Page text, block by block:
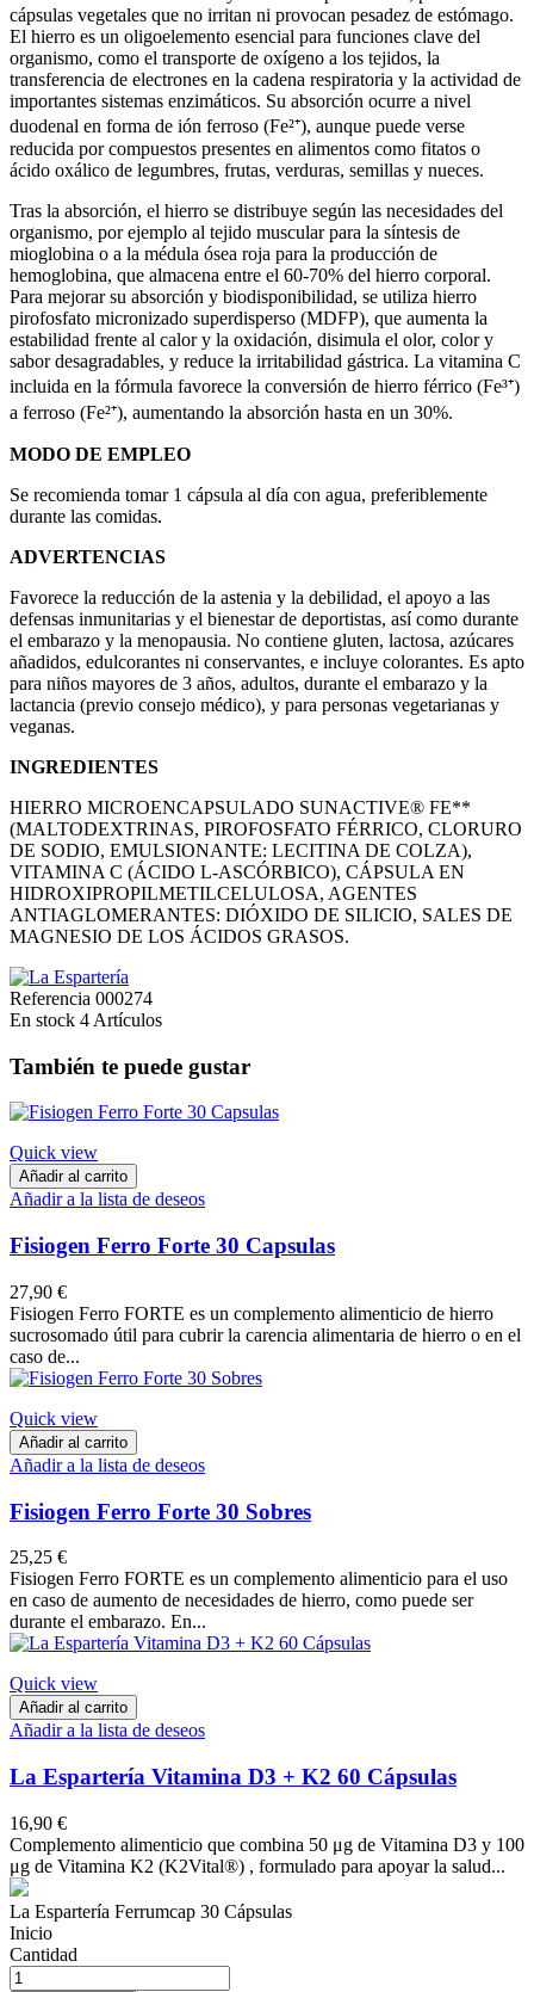
cápsulas vegetales que no irritan ni provocan pesadez de estómago.
El hierro es un oligoelemento esencial para funciones clave del
organismo, como el transporte de oxígeno a los tejidos, la
transferencia de electrones en la cadena respiratoria y la actividad de
importantes sistemas enzimáticos. Su absorción ocurre a nivel
duodenal en forma de ión ferroso (Fe²⁺), aunque puede verse
reducida por compuestos presentes en alimentos como fitatos o
ácido oxálico de legumbres, frutas, verduras, semillas y nueces.
Tras la absorción, el hierro se distribuye según las necesidades del
organismo, por ejemplo al tejido muscular para la síntesis de
mioglobina o a la médula ósea roja para la producción de
hemoglobina, que almacena entre el 60-70% del hierro corporal.
Para mejorar su absorción y biodisponibilidad, se utiliza hierro
pirofosfato micronizado superdisperso (MDFP), que aumenta la
estabilidad frente al calor y la oxidación, disimula el olor, color y
sabor desagradables, y reduce la irritabilidad gástrica. La vitamina C
incluida en la fórmula favorece la conversión de hierro férrico (Fe³⁺)
a ferroso (Fe²⁺), aumentando la absorción hasta en un 30%.
MODO DE EMPLEO
Se recomienda tomar 1 cápsula al día con agua, preferiblemente
durante las comidas.
ADVERTENCIAS
Favorece la reducción de la astenia y la debilidad, el apoyo a las
defensas inmunitarias y el bienestar de deportistas, así como durante
el embarazo y la menopausia. No contiene gluten, lactosa, azúcares
añadidos, edulcorantes ni conservantes, e incluye colorantes. Es apto
para niños mayores de 3 años, adultos, durante el embarazo y la
lactancia (previo consejo médico), y para personas vegetarianas y
veganas.
INGREDIENTES
HIERRO MICROENCAPSULADO SUNACTIVE® FE**
(MALTODEXTRINAS, PIROFOSFATO FÉRRICO, CLORURO
DE SODIO, EMULSIONANTE: LECITINA DE COLZA),
VITAMINA C (ÁCIDO L-ASCÓRBICO), CÁPSULA EN
HIDROXIPROPILMETILCELULOSA, AGENTES
ANTIAGLOMERANTES: DIÓXIDO DE SILICIO, SALES DE
MAGNESIO DE LOS ÁCIDOS GRASOS.
Referencia 000274
En stock 4 Artículos
También te puede gustar
Quick view
Añadir al carrito
Añadir a la lista de deseos
Fisiogen Ferro Forte 30 Capsulas
27,90 €
Fisiogen Ferro FORTE es un complemento alimenticio de hierro
sucrosomado útil para cubrir la carencia alimentaria de hierro o en el
caso de...
Quick view
Añadir al carrito
Añadir a la lista de deseos
Fisiogen Ferro Forte 30 Sobres
25,25 €
Fisiogen Ferro FORTE es un complemento alimenticio para el uso
en caso de aumento de necesidades de hierro, como puede ser
durante el embarazo. En...
Quick view
Añadir al carrito
Añadir a la lista de deseos
La Espartería Vitamina D3 + K2 60 Cápsulas
16,90 €
Complemento alimenticio que combina 50 μg de Vitamina D3 y 100
μg de Vitamina K2 (K2Vital®) , formulado para apoyar la salud...
La Espartería Ferrumcap 30 Cápsulas
Inicio
Cantidad